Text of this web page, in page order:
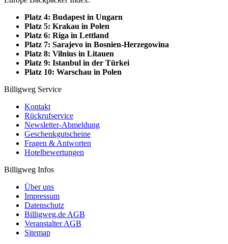
Platz 4: Budapest in Ungarn
Platz 5: Krakau in Polen
Platz 6: Riga in Lettland
Platz 7: Sarajevo in Bosnien-Herzegowina
Platz 8: Vilnius in Litauen
Platz 9: Istanbul in der Türkei
Platz 10: Warschau in Polen
Billigweg Service
Kontakt
Rückrufservice
Newsletter-Abmeldung
Geschenkgutscheine
Fragen & Antworten
Hotelbewertungen
Billigweg Infos
Über uns
Impressum
Datenschutz
Billigweg.de AGB
Veranstalter AGB
Sitemap